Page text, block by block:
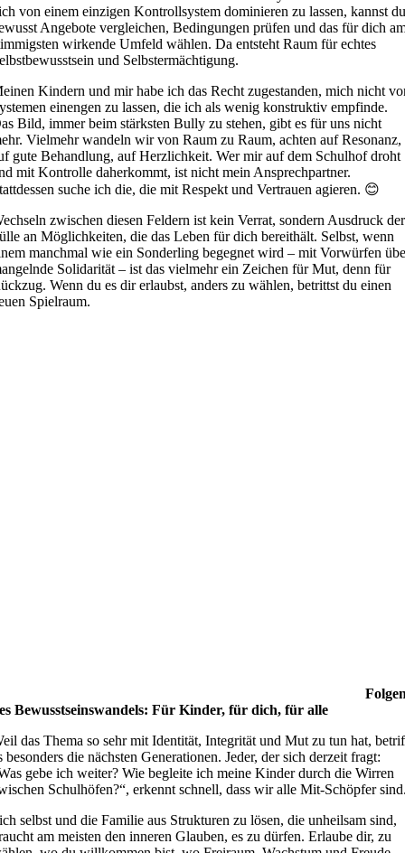
von einem einzigen Kontrollsystem dominieren zu lassen, kannst
Angebote vergleichen, Bedingungen prüfen und das für dich
wirkende Umfeld wählen. Da entsteht Raum für echtes
und Selbstermächtigung.
Kindern und mir habe ich das Recht zugestanden, mich nicht
einengen zu lassen, die ich als wenig konstruktiv empfinde.
Bild, immer beim stärksten Bully zu stehen, gibt es für uns nicht
Vielmehr wandeln wir von Raum zu Raum, achten auf Resonanz,
gute Behandlung, auf Herzlichkeit. Wer mir auf dem Schulhof droht
mit Kontrolle daherkommt, ist nicht mein Ansprechpartner.
suche ich die, die mit Respekt und Vertrauen agieren. 😊
zwischen diesen Feldern ist kein Verrat, sondern Ausdruck der
an Möglichkeiten, die das Leben für dich bereithält. Selbst, wenn
manchmal wie ein Sonderling begegnet wird – mit Vorwürfen
Solidarität – ist das vielmehr ein Zeichen für Mut, denn für
Wenn du es dir erlaubst, anders zu wählen, betrittst du einen
Spielraum.
Bewusstseinswandels: Für Kinder, für dich, für alle
das Thema so sehr mit Identität, Integrität und Mut zu tun hat,
besonders die nächsten Generationen. Jeder, der sich derzeit fragt:
gebe ich weiter? Wie begleite ich meine Kinder durch die Wirren
Schulhöfen?“, erkennt schnell, dass wir alle Mit-Schöpfer
selbst und die Familie aus Strukturen zu lösen, die unheilsam sind,
am meisten den inneren Glauben, es zu dürfen. Erlaube dir, zu